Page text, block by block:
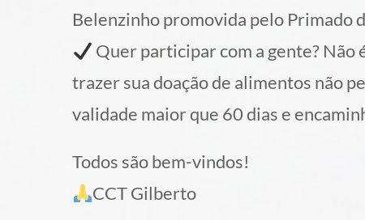
Belenzinho promovida pelo Primado
Quer participar com a gente? Não
trazer sua doação de alimentos não
validade maior que 60 dias e
Todos são bem-vindos!
CCT Gilberto